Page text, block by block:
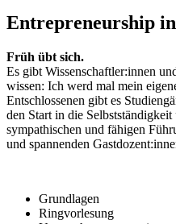
Entrepreneurship
Früh übt sich.
Es gibt Wissenschaftler:innen
wissen: Ich werd mal mein
Entschlossenen gibt es
den Start in die
sympathischen und fähigen
und spannenden
Grundlagen
Ringvorlesung